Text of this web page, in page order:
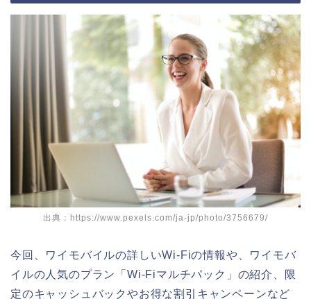
出典：https://www.pexels.com/ja-jp/photo/3756679/
今回、ワイモバイルの詳しいWi-Fiの情報や、ワイモバ
イルの人気のプラン「Wi-Fiマルチパック」の紹介、限
定のキャッシュバックやお得な割引キャンペーンなど